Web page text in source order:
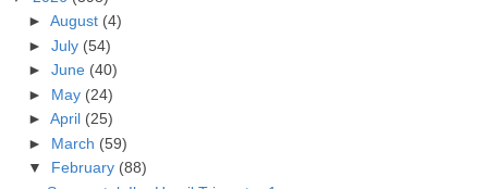
► August (4)
► July (54)
► June (40)
► May (24)
► April (25)
► March (59)
▼ February (88)